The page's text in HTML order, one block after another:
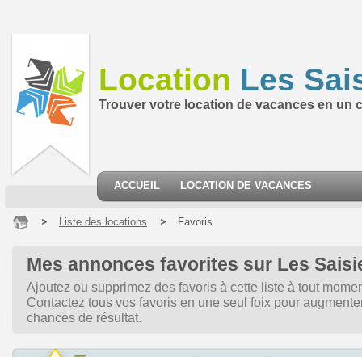
Location Les
Trouver votre location de vacances en un
ACCUEIL LOCATION DE VACANCES
Liste des locations Favoris
Mes annonces favorites sur Les
Ajoutez ou supprimez des favoris à cette liste à tout
Contactez tous vos favoris en une seul foix pour
chances de résultat.